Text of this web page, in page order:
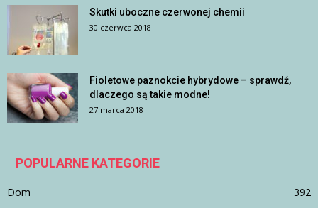
Skutki uboczne czerwonej chemii
30 czerwca 2018
Fioletowe paznokcie hybrydowe – sprawdź,
dlaczego są takie modne!
27 marca 2018
POPULARNE KATEGORIE
Dom
392